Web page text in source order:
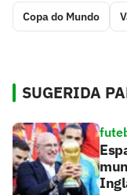
Copa do Mundo
SUGERIDA